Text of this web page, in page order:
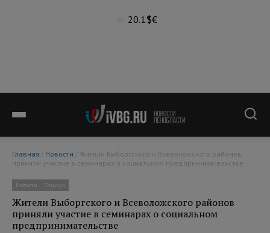
20.1°$€
Главная / Новости
приняли участие в семинарах о социальном предпринимательстве
Новости Социум
Жители Выборгского и Всеволожского районов
приняли участие в семинарах о социальном
предпринимательстве